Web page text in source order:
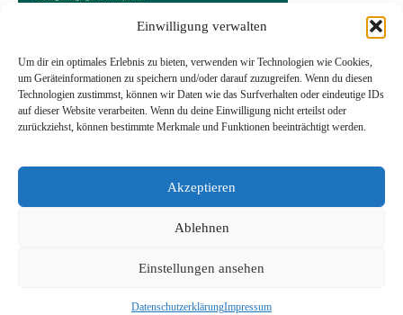
Einwilligung verwalten
Um dir ein optimales Erlebnis zu bieten, verwenden wir Technologien wie Cookies,
um Geräteinformationen zu speichern und/oder darauf zuzugreifen. Wenn du diesen
Technologien zustimmst, können wir Daten wie das Surfverhalten oder eindeutige IDs
auf dieser Website verarbeiten. Wenn du deine Einwilligung nicht erteilst oder
zurückziehst, können bestimmte Merkmale und Funktionen beeinträchtigt werden.
Akzeptieren
Ablehnen
Einstellungen ansehen
DatenschutzerklärungImpressum
Start
Datenschutzerklärung
Impressum
Zusammenarbeit mit KI erstellt | Präsentiert vonNachrichtenmagazin X